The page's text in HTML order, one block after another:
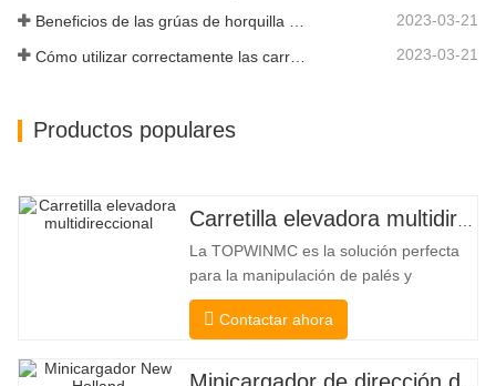
Beneficios de las grúas de horquilla elevadora 2023-03-21
2023-03-21
Productos populares
La TOPWINMC es la solución perfecta
para la manipulación de palés y
mercancías largas. Una auténtica
carretilla elevadora dos en uno que
elevadora y una de carga lateral. Su
Contactar ahora